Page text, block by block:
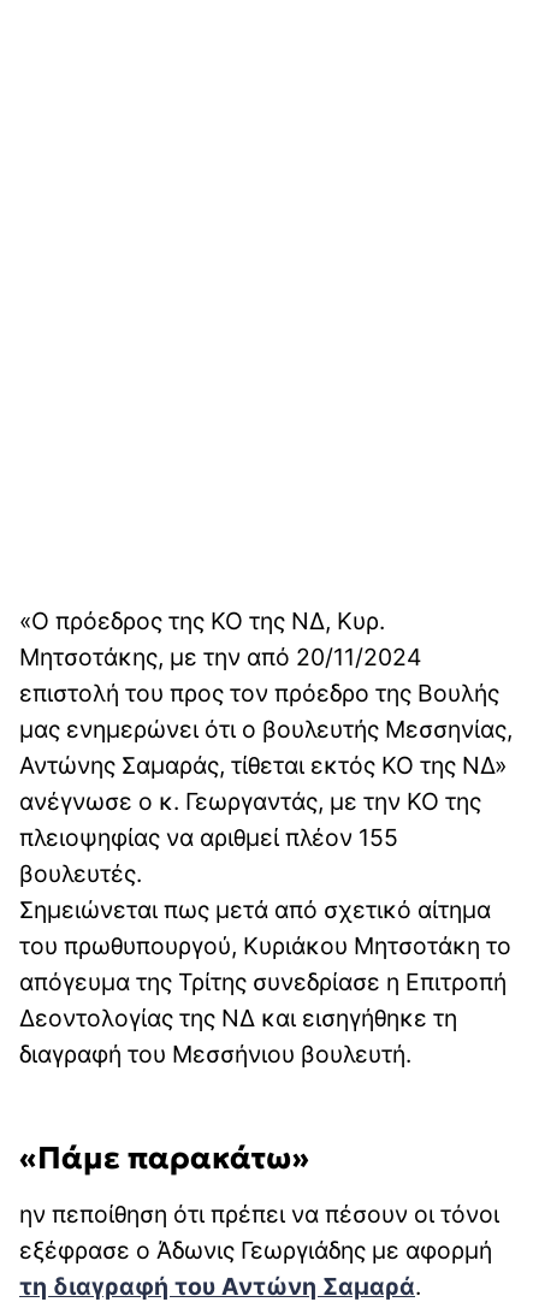
«Ο πρόεδρος της ΚΟ της ΝΔ, Κυρ.
Μητσοτάκης, με την από 20/11/2024
επιστολή του προς τον πρόεδρο της Βουλής
μας ενημερώνει ότι ο βουλευτής Μεσσηνίας,
Αντώνης Σαμαράς, τίθεται εκτός ΚΟ της ΝΔ»
ανέγνωσε ο κ. Γεωργαντάς, με την ΚΟ της
πλειοψηφίας να αριθμεί πλέον 155
βουλευτές.
Σημειώνεται πως μετά από σχετικό αίτημα
του πρωθυπουργού, Κυριάκου Μητσοτάκη το
απόγευμα της Τρίτης συνεδρίασε η Επιτροπή
Δεοντολογίας της ΝΔ και εισηγήθηκε τη
διαγραφή του Μεσσήνιου βουλευτή.
«Πάμε παρακάτω»
ην πεποίθηση ότι πρέπει να πέσουν οι τόνοι
εξέφρασε ο Άδωνις Γεωργιάδης με αφορμή
τη διαγραφή του Αντώνη Σαμαρά.